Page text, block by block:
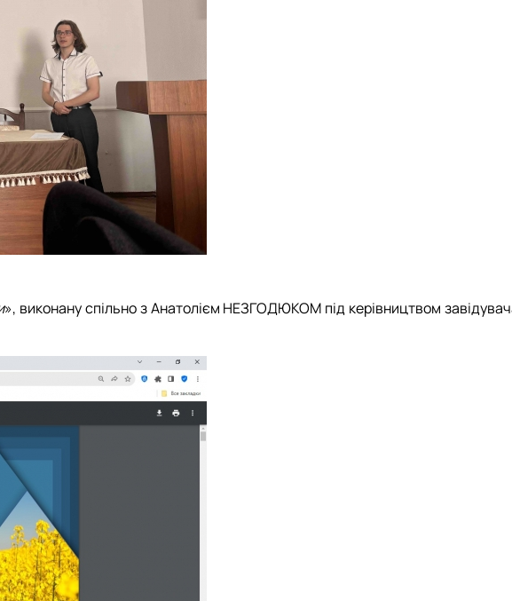
», виконану спільно з Анатолієм НЕЗГОДЮКОМ під керівництвом